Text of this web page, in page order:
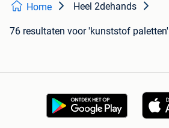
Home Heel 2dehands
76 resultaten voor 'kunststof paletten'